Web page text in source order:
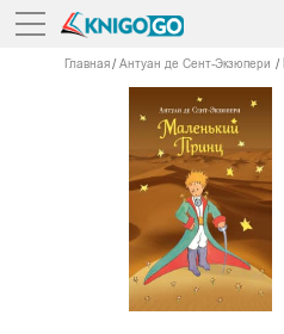
Главная Антуан де Сент-Экзюпери